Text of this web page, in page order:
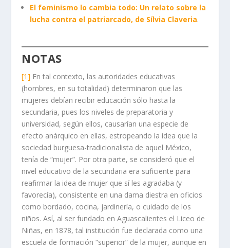
El feminismo lo cambia todo: Un relato sobre la
lucha contra el patriarcado, de Sílvia Claveria.
NOTAS
[1] En tal contexto, las autoridades educativas
(hombres, en su totalidad) determinaron que las
mujeres debían recibir educación sólo hasta la
secundaria, pues los niveles de preparatoria y
universidad, según ellos, causarían una especie de
efecto anárquico en ellas, estropeando la idea que la
sociedad burguesa-tradicionalista de aquel México,
tenía de “mujer”. Por otra parte, se consideró que el
nivel educativo de la secundaria era suficiente para
reafirmar la idea de mujer que sí les agradaba (y
favorecía), consistente en una dama diestra en oficios
como bordado, cocina, jardinería, o cuidado de los
niños. Así, al ser fundado en Aguascalientes el Liceo de
Niñas, en 1878, tal institución fue declarada como una
escuela de formación “superior” de la mujer, aunque en